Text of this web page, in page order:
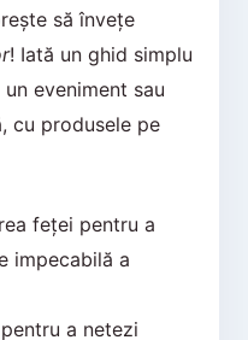
să învețe
! Iată un ghid simplu
eveniment sau
cu produsele pe
feței pentru a
impecabilă a
a netezi